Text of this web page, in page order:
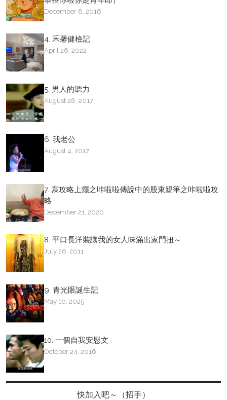
December 8, 2016
4. 禾馨健檢記
April 26, 2022
5. 男人的聽力
August 28, 2017
6. 我老公
August 4, 2017
7. 寫攻略上癮之咔啦啦傳說中的股東親筆之咔啦啦攻
略
December 21, 2020
8. 平口長洋裝讓我的女人味滿出家門扭～
July 26, 2011
9. 青光眼誕生記
May 10, 2025
10. 一個自我安慰文
October 24, 2016
快加入吧～（招手）